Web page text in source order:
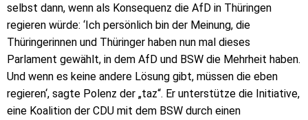
selbst dann, wenn als Konsequenz die AfD in Thüringen
regieren würde: ‘Ich persönlich bin der Meinung, die
Thüringerinnen und Thüringer haben nun mal dieses
Parlament gewählt, in dem AfD und BSW die Mehrheit haben.
Und wenn es keine andere Lösung gibt, müssen die eben
regieren‘, sagte Polenz der „taz“. Er unterstütze die Initiative,
eine Koalition der CDU mit dem BSW durch einen